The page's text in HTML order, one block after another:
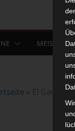
» El Gawafel